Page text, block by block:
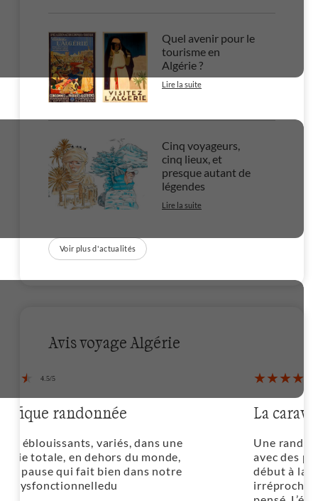
Quel avenir pour le
tourisme en
Algérie ?
Lire la suite
Cinq voyageurs,
cinq lieux, et
presque autant de
légendes
Lire la suite
Voir plus d'actualités
Avis voyage Algérie
La caravanne d'essendilène
Une randonnée absolument magnifique,
avec des paysages à couper le souffle du
début à la fin ! L’organisation est
irréprochable, tout est parfaitement